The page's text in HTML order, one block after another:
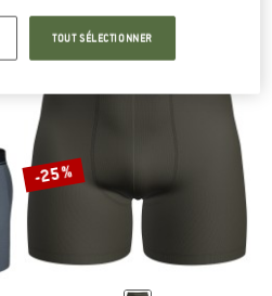
4,6
-25 %
TOUT SÉLECTIONNER